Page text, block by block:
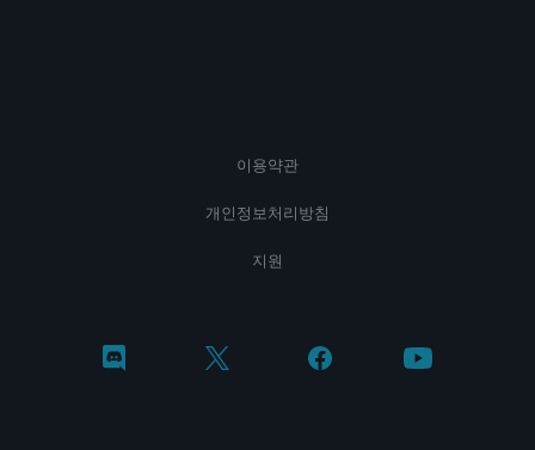
이용약관
개인정보처리방침
지원